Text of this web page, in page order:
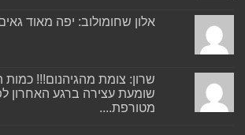
אלון שחומולוב: יפה מאוד
שרון: צומת מהגיהנום!!!
שומעת עצירה ברגע האחרון
מטורפת....